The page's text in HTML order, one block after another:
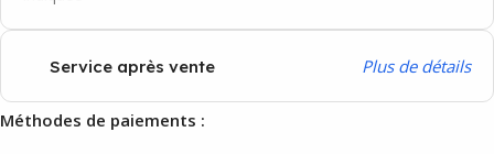
Service après vente Plus de détails
Méthodes de paiements :